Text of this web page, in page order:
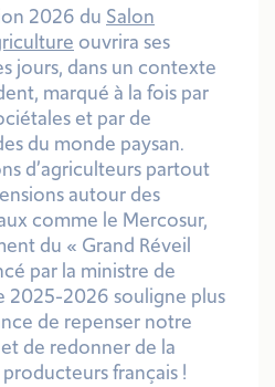
2026 du Salon
ouvrira ses
jours, dans un contexte
marqué à la fois par
et par de
du monde paysan.
d’agriculteurs partout
autour des
comme le Mercosur,
du « Grand Réveil
par la ministre de
2025-2026 souligne plus
de repenser notre
de redonner de la
français !